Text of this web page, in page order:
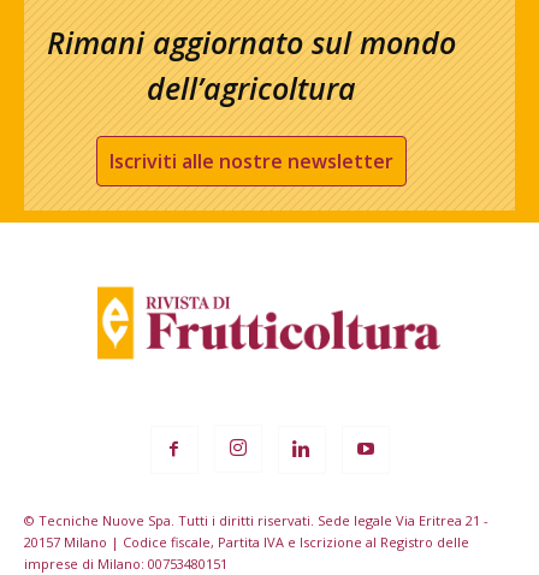
Rimani aggiornato sul mondo
dell’agricoltura
Iscriviti alle nostre newsletter
© Tecniche Nuove Spa. Tutti i diritti riservati. Sede legale Via Eritrea 21 -
20157 Milano | Codice fiscale, Partita IVA e Iscrizione al Registro delle
imprese di Milano: 00753480151